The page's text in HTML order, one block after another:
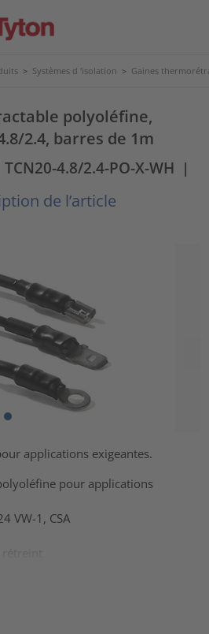
> Systèmes d 'isolation > Gaines
polyoléfine,
2.4, barres de 1m
TCN20-4.8/2.4-PO-X-WH |
de l’article
applications exigeantes.
pour applications
VW-1, CSA